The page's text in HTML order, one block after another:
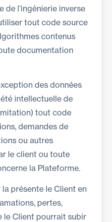
de l’ingénierie inverse
tout code source
contenus
documentation
des données
intellectuelle de
tout code
demandes de
ou autres
le client ou toute
la Plateforme.
présente le Client en
pertes,
le Client pourrait subir